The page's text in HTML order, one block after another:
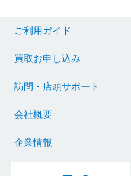
ご利用ガイド
買取お申し込み
訪問・店頭サポート
会社概要
企業情報